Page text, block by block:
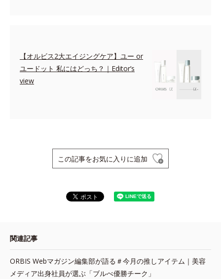
【オルビス2大エイジングケア】ユー or
ユードット 私にはどっち？｜Editor’s
view
この記事をお気に入りに追加
関連記事
ORBIS Webマガジン編集部が語る＃今月の推しアイテム｜美容
メディア出身社員が選ぶ「ブルべ優勝チーク」